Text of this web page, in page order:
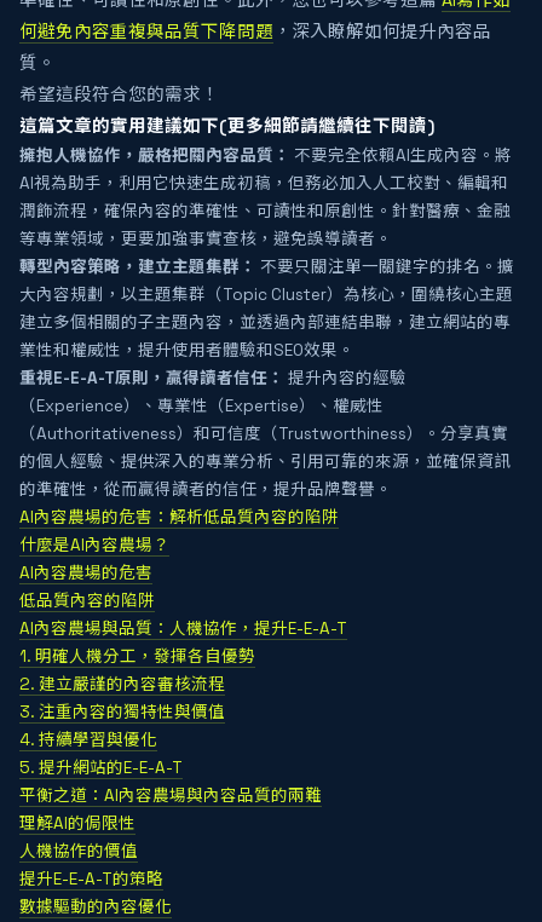
何避免內容重複與品質下降問題 ，深入瞭解如何提升內容品
質。
希望這段符合您的需求！
這篇文章的實用建議如下(更多細節請繼續往下閱讀)
擁抱人機協作，嚴格把關內容品質： 不要完全依賴AI生成內容。將
AI視為助手，利用它快速生成初稿，但務必加入人工校對、編輯和
潤飾流程，確保內容的準確性、可讀性和原創性。針對醫療、金融
等專業領域，更要加強事實查核，避免誤導讀者。
轉型內容策略，建立主題集群： 不要只關注單一關鍵字的排名。擴
大內容規劃，以主題集群（Topic Cluster）為核心，圍繞核心主題
建立多個相關的子主題內容，並透過內部連結串聯，建立網站的專
業性和權威性，提升使用者體驗和SEO效果。
重視E-E-A-T原則，贏得讀者信任： 提升內容的經驗
（Experience）、專業性（Expertise）、權威性
（Authoritativeness）和可信度（Trustworthiness）。分享真實
的個人經驗、提供深入的專業分析、引用可靠的來源，並確保資訊
的準確性，從而贏得讀者的信任，提升品牌聲譽。
AI內容農場的危害：解析低品質內容的陷阱
什麼是AI內容農場？
AI內容農場的危害
低品質內容的陷阱
AI內容農場與品質：人機協作，提升E-E-A-T
1. 明確人機分工，發揮各自優勢
2. 建立嚴謹的內容審核流程
3. 注重內容的獨特性與價值
4. 持續學習與優化
5. 提升網站的E-E-A-T
平衡之道：AI內容農場與內容品質的兩難
理解AI的侷限性
人機協作的價值
提升E-E-A-T的策略
數據驅動的內容優化